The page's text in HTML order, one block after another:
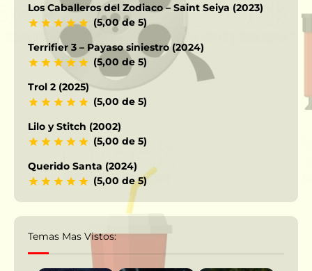
Los Caballeros del Zodiaco – Saint Seiya (2023)
(5,00 de 5)
Terrifier 3 – Payaso siniestro (2024)
(5,00 de 5)
Trol 2 (2025)
(5,00 de 5)
Lilo y Stitch (2002)
(5,00 de 5)
Querido Santa (2024)
(5,00 de 5)
Temas Mas Vistos: